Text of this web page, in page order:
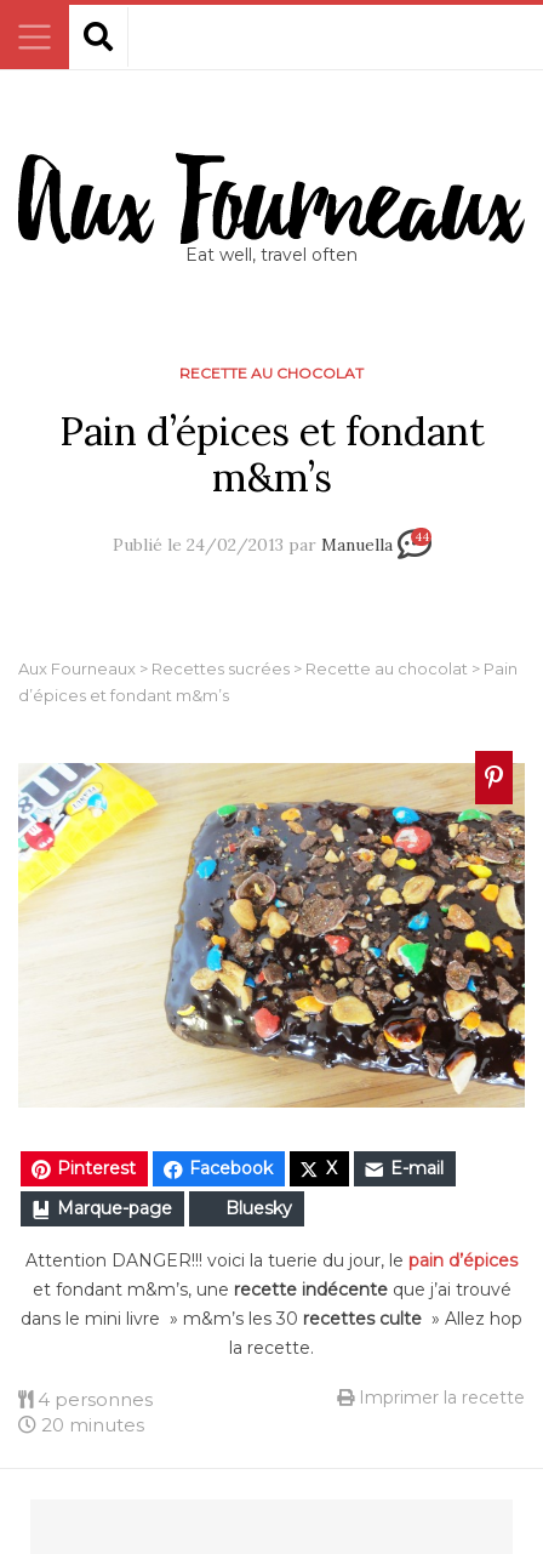
Eat well, travel often
RECETTE AU CHOCOLAT
Pain d’épices et fondant
m&m’s
Publié le 24/02/2013 par Manuella 44
Aux Fourneaux > Recettes sucrées > Recette au chocolat > Pain
d’épices et fondant m&m’s
Pinterest Facebook X
E-mail
Marque-page
Bluesky
Attention DANGER!!! voici la tuerie du jour, le pain d’épices
et fondant m&m’s, une recette indécenteque j’ai trouvé
dans le mini livre » m&m’s les 30 recettes culte » Allez hop
la recette.
4 personnes
20 minutes
Imprimer la recette